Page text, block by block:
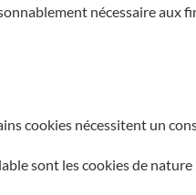
nécessaire
cookies nécessitent un
sont les cookies de